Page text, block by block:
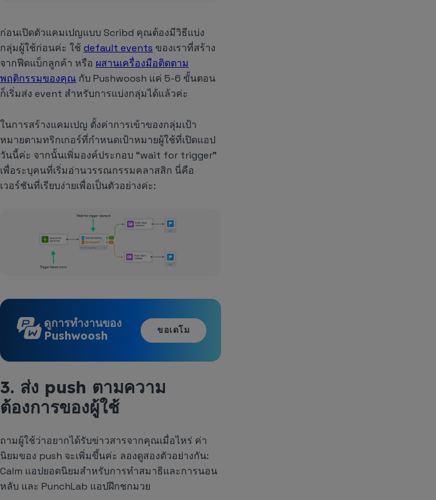
ก่อนเปิดตัวแคมเปญแบบ Scribd คุณต้องมีวิธีแบ่ง
กลุ่มผู้ใช้ก่อนค่ะ ใช้ default events ของเราที่สร้าง
จากฟีดแบ็กลูกค้า หรือ ผสานเครื่องมือติดตาม
พฤติกรรมของคุณ กับ Pushwoosh แค่ 5-6 ขั้นตอน
ก็เริ่มส่ง event สำหรับการแบ่งกลุ่มได้แล้วค่ะ
ในการสร้างแคมเปญ ตั้งค่าการเข้าของกลุ่มเป้า
หมายตามทริกเกอร์ที่กำหนดเป้าหมายผู้ใช้ที่เปิดแอป
วันนี้ค่ะ จากนั้นเพิ่มองค์ประกอบ “wait for trigger”
เพื่อระบุคนที่เริ่มอ่านวรรณกรรมคลาสสิก นี่คือ
เวอร์ชันที่เรียบง่ายเพื่อเป็นตัวอย่างค่ะ:
ดูการทำงานของ
Pushwoosh
ขอเดโม
3. ส่ง push ตามความ
ต้องการของผู้ใช้
ถามผู้ใช้ว่าอยากได้รับข่าวสารจากคุณเมื่อไหร่ ค่า
นิยมของ push จะเพิ่มขึ้นค่ะ ลองดูสองตัวอย่างกัน:
Calm แอปยอดนิยมสำหรับการทำสมาธิและการนอน
หลับ และ PunchLab แอปฝึกชกมวย